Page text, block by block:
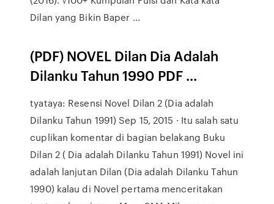
Dilan yang Bikin Baper ...
(PDF) NOVEL Dilan Dia Adalah
Dilanku Tahun 1990 PDF ...
tyataya: Resensi Novel Dilan 2 (Dia adalah
Dilanku Tahun 1991) Sep 15, 2015 · Itu salah satu
cuplikan komentar di bagian belakang Buku
Dilan 2 ( Dia adalah Dilanku Tahun 1991) Novel ini
adalah lanjutan Dilan (Dia adalah Dilanku Tahun
1990) kalau di Novel pertama menceritakan